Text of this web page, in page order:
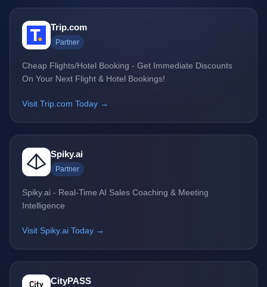
Trip.com
Partner
Cheap Flights/Hotel Booking - Get Immediate Discounts
On Your Next Flight & Hotel Bookings!
Visit Trip.com Today →
Spiky.ai
Partner
Spiky.ai - Real-Time AI Sales Coaching & Meeting
Intelligence
Visit Spiky.ai Today →
CityPASS